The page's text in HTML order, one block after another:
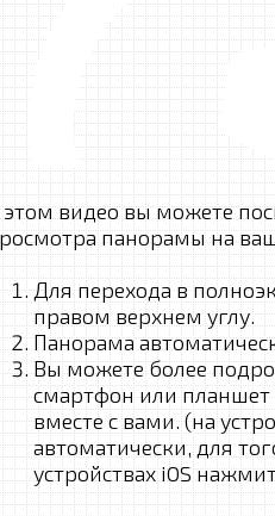
видео вы можете
панорамы на
Для перехода в
правом верхнем углу.
Панорама
Вы можете более
смартфон или планшет
вместе с вами. (на
автоматически, для
устройствах iOS